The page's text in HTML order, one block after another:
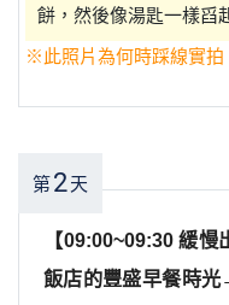
餅，然後像湯匙一樣舀
※此照片為何時踩線實拍
第2天
【09:00~09:30 緩
飯店的豐盛早餐時